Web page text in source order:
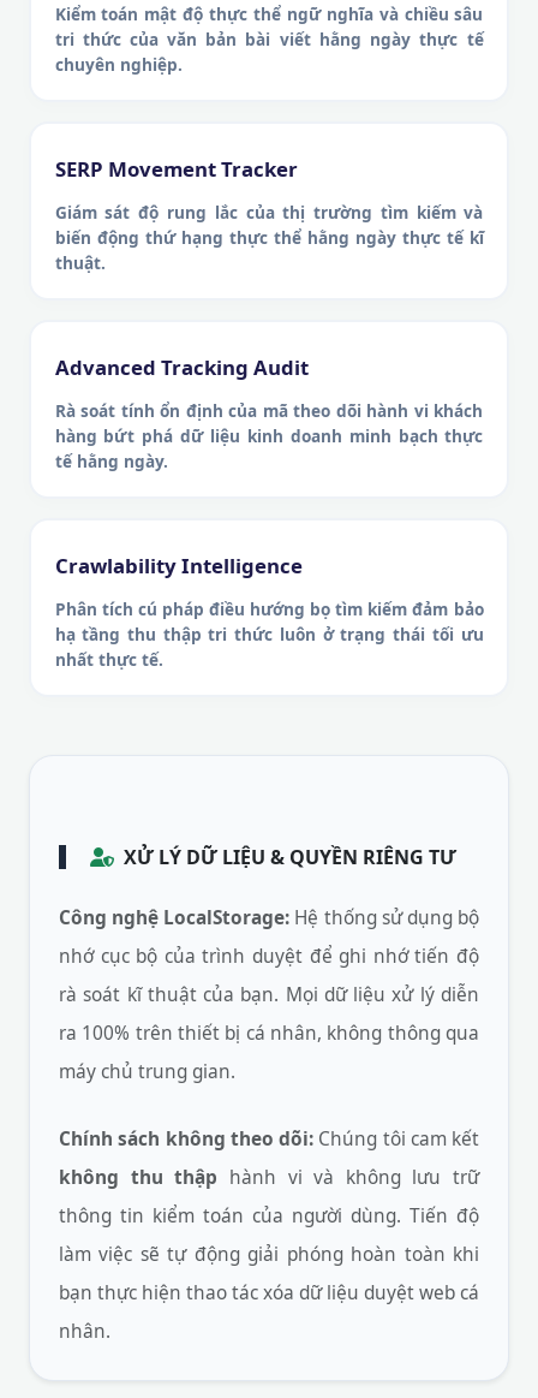
Kiểm toán mật độ thực thể ngữ nghĩa và chiều sâu
tri thức của văn bản bài viết hằng ngày thực tế
chuyên nghiệp.
SERP Movement Tracker
Giám sát độ rung lắc của thị trường tìm kiếm và
biến động thứ hạng thực thể hằng ngày thực tế kĩ
thuật.
Advanced Tracking Audit
Rà soát tính ổn định của mã theo dõi hành vi khách
hàng bứt phá dữ liệu kinh doanh minh bạch thực
tế hằng ngày.
Crawlability Intelligence
Phân tích cú pháp điều hướng bọ tìm kiếm đảm bảo
hạ tầng thu thập tri thức luôn ở trạng thái tối ưu
nhất thực tế.
XỬ LÝ DỮ LIỆU & QUYỀN RIÊNG TƯ
Công nghệ LocalStorage: Hệ thống sử dụng bộ
nhớ cục bộ của trình duyệt để ghi nhớ tiến độ
rà soát kĩ thuật của bạn. Mọi dữ liệu xử lý diễn
ra 100% trên thiết bị cá nhân, không thông qua
máy chủ trung gian.
Chính sách không theo dõi: Chúng tôi cam kết
không thu thập hành vi và không lưu trữ
thông tin kiểm toán của người dùng. Tiến độ
làm việc sẽ tự động giải phóng hoàn toàn khi
bạn thực hiện thao tác xóa dữ liệu duyệt web cá
nhân.